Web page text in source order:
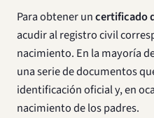
Para obtener uncertificado
acudir al registro civil
nacimiento. En la mayoría
una serie de documentos
identificación oficial y, en
nacimiento de los padres.